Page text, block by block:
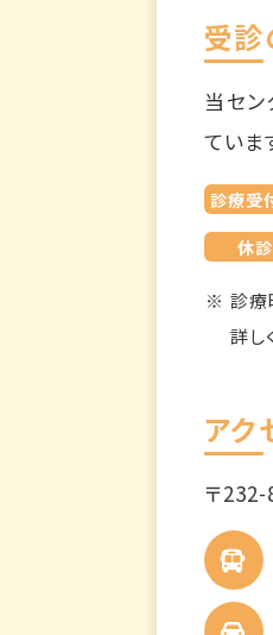
受診
当セ
ていま
診療受
休
診療
詳し
アク
〒